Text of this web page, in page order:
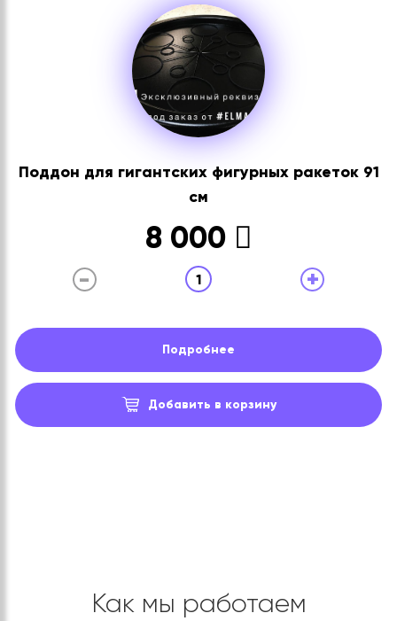
Поддон для гигантских фигурных ракеток 91
см
8 000
- 1 +
Подробнее
Добавить в корзину
Как мы работаем